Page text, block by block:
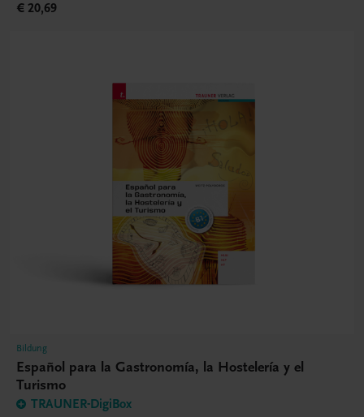
€ 20,69
Bildung
Español para la Gastronomía, la Hostelería y el
Turismo
TRAUNER-DigiBox